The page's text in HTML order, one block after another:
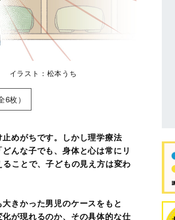
ラスト：松本うち
枚）
めがちです。しかし理学療法
んな子でも、身体と心は常にリ
ことで、子どもの見え方は変わ
きかった男児のケースをもと
が現れるのか、その具体的な仕